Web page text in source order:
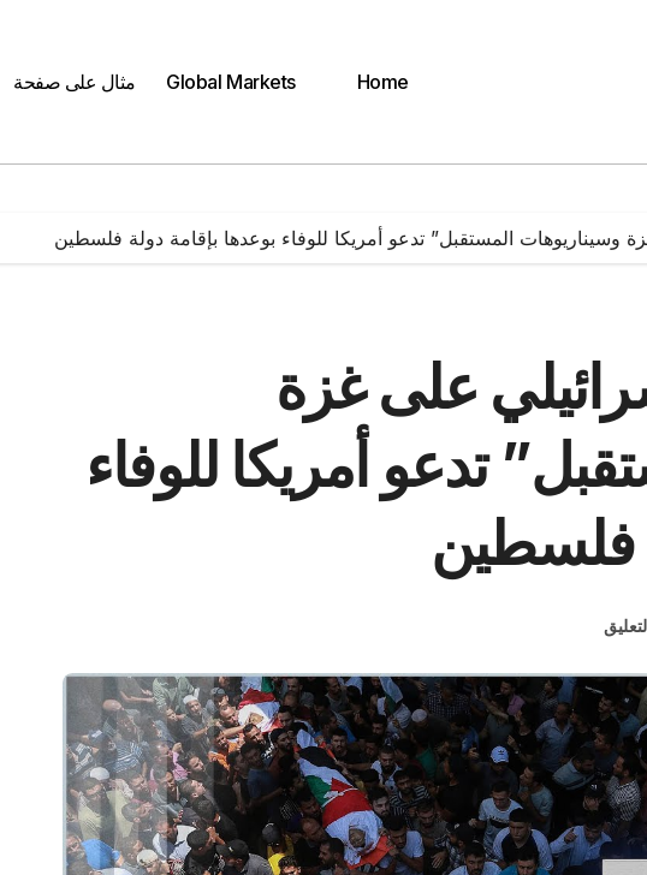
Home
Global Markets مثال على صفحة
وسيناريوهات المستقبل” تدعو أمريكا للوفاء بوعدها بإقامة دولة فلسطين
على غزة
تدعو أمريكا للوفاء
فلسطين